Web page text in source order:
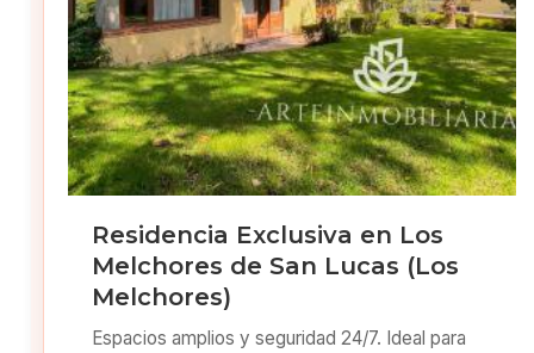
Residencia Exclusiva en Los
Melchores de San Lucas (Los
Melchores)
Espacios amplios y seguridad 24/7. Ideal para